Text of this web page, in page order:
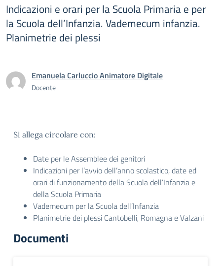
Indicazioni e orari per la Scuola Primaria e per
la Scuola dell’Infanzia. Vademecum infanzia.
Planimetrie dei plessi
Emanuela Carluccio Animatore Digitale
Docente
Si allega circolare con:
Date per le Assemblee dei genitori
Indicazioni per l’avvio dell’anno scolastico, date ed
orari di funzionamento della Scuola dell’Infanzia e
della Scuola Primaria
Vademecum per la Scuola dell’Infanzia
Planimetrie dei plessi Cantobelli, Romagna e Valzani
Documenti